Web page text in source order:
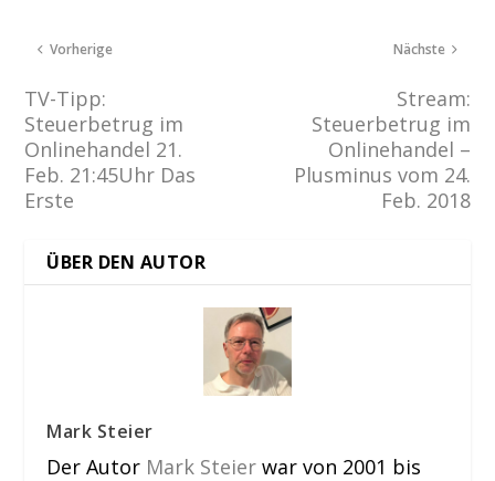
Vorherige
TV-Tipp:
Steuerbetrug im
Onlinehandel 21.
Feb. 21:45Uhr Das
Erste
Nächste
Stream:
Steuerbetrug im
Onlinehandel –
Plusminus vom 24.
Feb. 2018
ÜBER DEN AUTOR
Mark Steier
Der Autor Mark Steier war von 2001 bis